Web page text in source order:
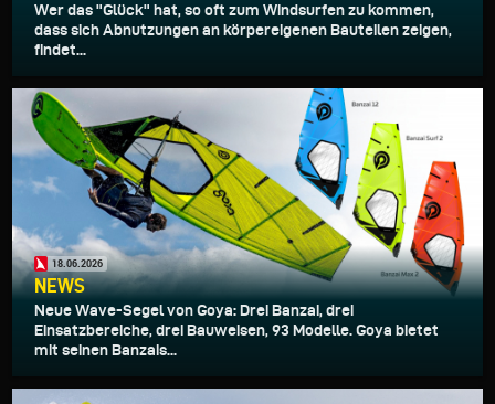
Wer das "Glück" hat, so oft zum Windsurfen zu kommen,
dass sich Abnutzungen an körpereigenen Bauteilen zeigen,
findet...
18.06.2026
NEWS
Neue Wave-Segel von Goya: Drei Banzai, drei
Einsatzbereiche, drei Bauweisen, 93 Modelle. Goya bietet
mit seinen Banzais...